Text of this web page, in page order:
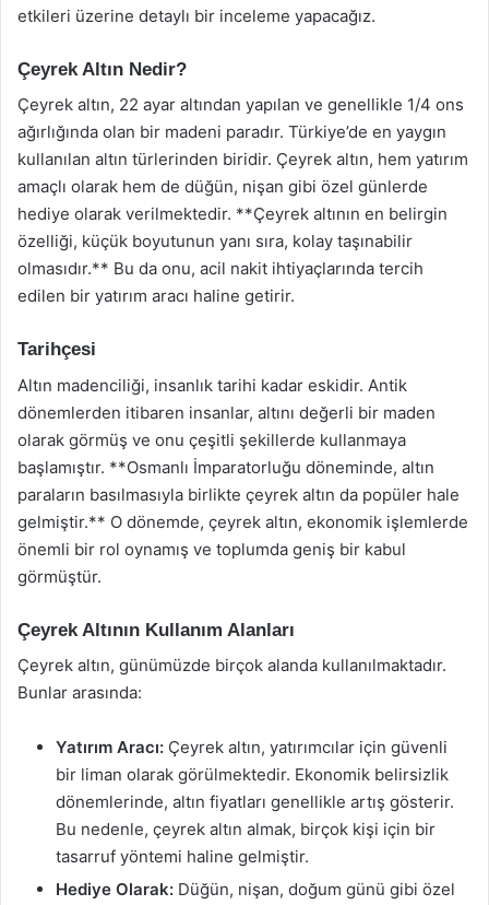
etkileri üzerine detaylı bir inceleme yapacağız.
Çeyrek Altın Nedir?
Çeyrek altın, 22 ayar altından yapılan ve genellikle 1/4 ons
ağırlığında olan bir madeni paradır. Türkiye’de en yaygın
kullanılan altın türlerinden biridir. Çeyrek altın, hem yatırım
amaçlı olarak hem de düğün, nişan gibi özel günlerde
hediye olarak verilmektedir. **Çeyrek altının en belirgin
özelliği, küçük boyutunun yanı sıra, kolay taşınabilir
olmasıdır.** Bu da onu, acil nakit ihtiyaçlarında tercih
edilen bir yatırım aracı haline getirir.
Tarihçesi
Altın madenciliği, insanlık tarihi kadar eskidir. Antik
dönemlerden itibaren insanlar, altını değerli bir maden
olarak görmüş ve onu çeşitli şekillerde kullanmaya
başlamıştır. **Osmanlı İmparatorluğu döneminde, altın
paraların basılmasıyla birlikte çeyrek altın da popüler hale
gelmiştir.** O dönemde, çeyrek altın, ekonomik işlemlerde
önemli bir rol oynamış ve toplumda geniş bir kabul
görmüştür.
Çeyrek Altının Kullanım Alanları
Çeyrek altın, günümüzde birçok alanda kullanılmaktadır.
Bunlar arasında:
Yatırım Aracı: Çeyrek altın, yatırımcılar için güvenli
bir liman olarak görülmektedir. Ekonomik belirsizlik
dönemlerinde, altın fiyatları genellikle artış gösterir.
Bu nedenle, çeyrek altın almak, birçok kişi için bir
tasarruf yöntemi haline gelmiştir.
Hediye Olarak: Düğün, nişan, doğum günü gibi özel